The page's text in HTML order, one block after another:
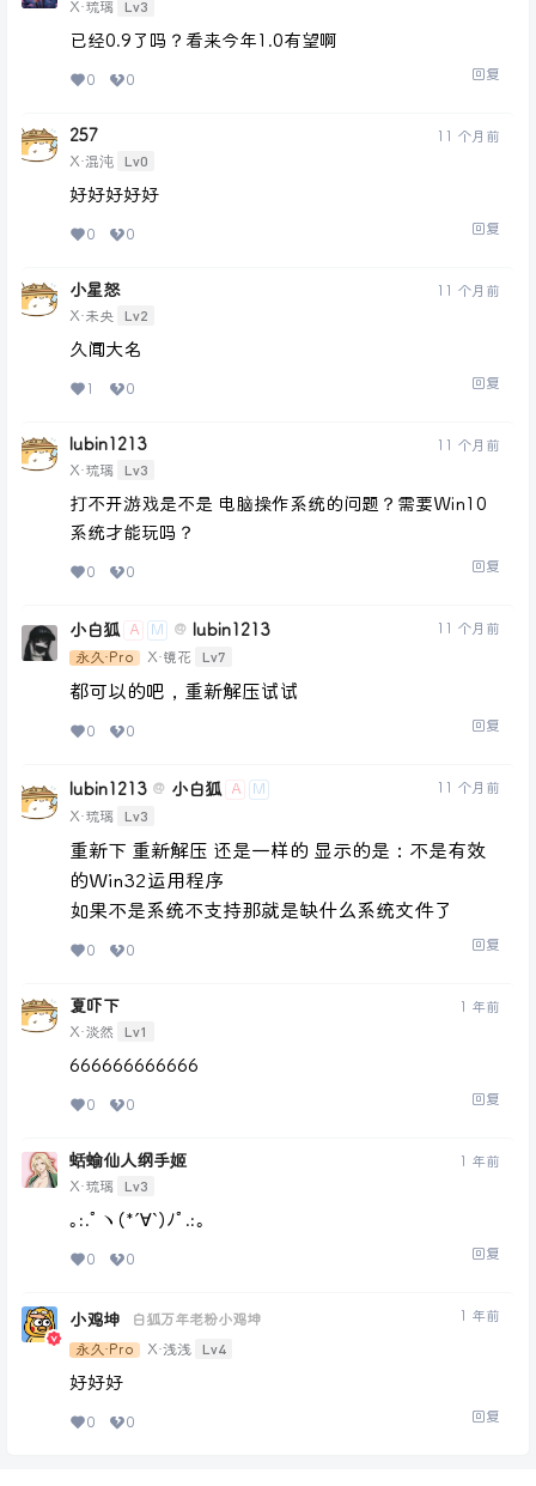
X·琉璃 Lv3
已经0.9了吗？看来今年1.0有望啊
0 0 回复
257
X·混沌 Lv0
11 个月前
好好好好好
0 0 回复
小星怒
X·未央 Lv2
11 个月前
久闻大名
1 0 回复
lubin1213
X·琉璃 Lv3
11 个月前
打不开游戏是不是 电脑操作系统的问题？需要Win10
系统才能玩吗？
0 0 回复
小白狐 A M @ lubin1213
永久·Pro X·镜花 Lv7
11 个月前
都可以的吧，重新解压试试
0 0 回复
lubin1213 @ 小白狐 A
M
X·琉璃
Lv3
11 个月前
重新下 重新解压 还是一样的 显示的是：不是有效
的Win32运用程序
如果不是系统不支持那就是缺什么系统文件了
0 0 回复
夏吓下
X·淡然 Lv1
1 年前
666666666666
0 0 回复
蛞蝓仙人纲手姬
X·琉璃 Lv3
1 年前
｡:.ﾟヽ(*´∀`)ﾉﾟ.:｡
0 0 回复
小鸡坤
白狐万年老粉小鸡坤
永久·Pro
X·浅浅 Lv4
1 年前
好好好
0 0 回复